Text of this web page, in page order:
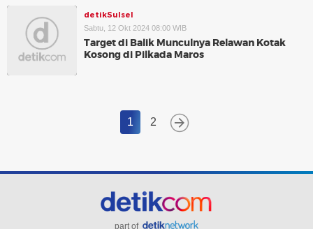
detikSulsel
Sabtu, 12 Okt 2024 08:00 WIB
Target di Balik Munculnya Relawan Kotak
Kosong di Pilkada Maros
1 2
part of